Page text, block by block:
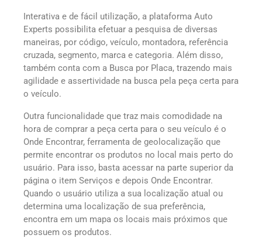
Interativa e de fácil utilização, a plataforma Auto
Experts possibilita efetuar a pesquisa de diversas
maneiras, por código, veículo, montadora, referência
cruzada, segmento, marca e categoria. Além disso,
também conta com a Busca por Placa, trazendo mais
agilidade e assertividade na busca pela peça certa para
o veículo.
Outra funcionalidade que traz mais comodidade na
hora de comprar a peça certa para o seu veículo é o
Onde Encontrar, ferramenta de geolocalização que
permite encontrar os produtos no local mais perto do
usuário. Para isso, basta acessar na parte superior da
página o item Serviços e depois Onde Encontrar.
Quando o usuário utiliza a sua localização atual ou
determina uma localização de sua preferência,
encontra em um mapa os locais mais próximos que
possuem os produtos.